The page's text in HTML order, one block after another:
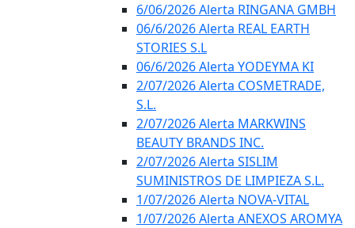
6/06/2026 Alerta RINGANA GMBH
06/6/2026 Alerta REAL EARTH
STORIES S.L
06/6/2026 Alerta YODEYMA KI
2/07/2026 Alerta COSMETRADE,
S.L.
2/07/2026 Alerta MARKWINS
BEAUTY BRANDS INC.
2/07/2026 Alerta SISLIM
SUMINISTROS DE LIMPIEZA S.L.
1/07/2026 Alerta NOVA-VITAL
1/07/2026 Alerta ANEXOS AROMYA